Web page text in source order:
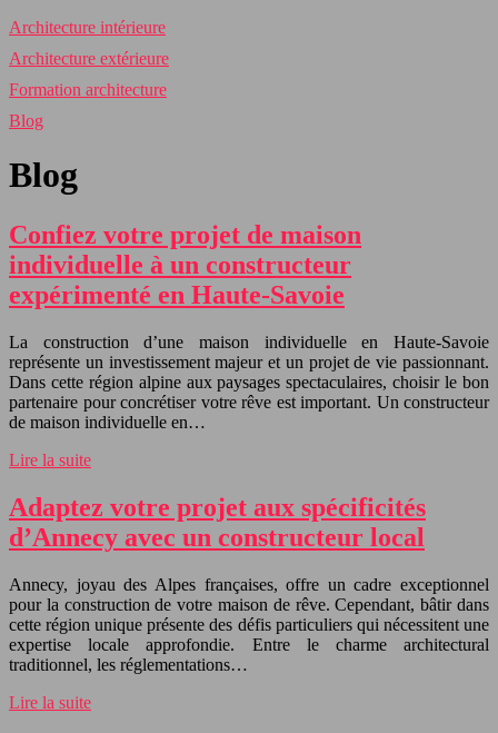
Architecture intérieure
Architecture extérieure
Formation architecture
Blog
Blog
Confiez votre projet de maison
individuelle à un constructeur
expérimenté en Haute-Savoie
La construction d’une maison individuelle en Haute-Savoie
représente un investissement majeur et un projet de vie passionnant.
Dans cette région alpine aux paysages spectaculaires, choisir le bon
partenaire pour concrétiser votre rêve est important. Un constructeur
de maison individuelle en…
Lire la suite
Adaptez votre projet aux spécificités
d’Annecy avec un constructeur local
Annecy, joyau des Alpes françaises, offre un cadre exceptionnel
pour la construction de votre maison de rêve. Cependant, bâtir dans
cette région unique présente des défis particuliers qui nécessitent une
expertise locale approfondie. Entre le charme architectural
traditionnel, les réglementations…
Lire la suite